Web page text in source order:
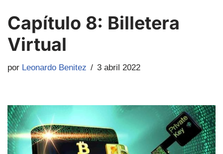
Capítulo 8: Billetera
Virtual
por Leonardo Benitez 3 abril 2022